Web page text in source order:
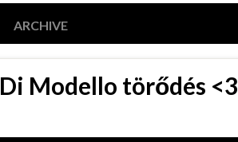
ARCHIVE
Di Modello törődés <3